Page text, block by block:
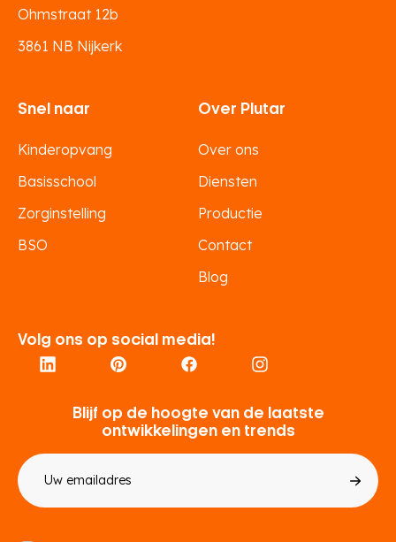
Volg ons op social media!
Ohmstraat 12b
3861 NB Nijkerk
Snel naar
Kinderopvang
Basisschool
Zorginstelling
BSO
Over Plutar
Over ons
Diensten
Productie
Contact
Blog
Blijf op de hoogte van de laatste
ontwikkelingen en trends
mailadres